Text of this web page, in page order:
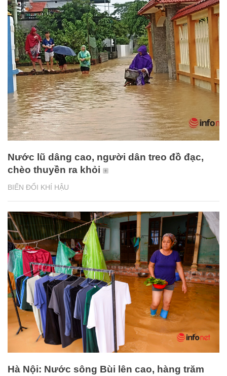
BIẾN ĐỔI KHÍ HẬU
Nước lũ dâng cao, người dân treo đồ đạc,
chèo thuyền ra khỏi
Hà Nội: Nước sông Bùi lên cao, hàng trăm